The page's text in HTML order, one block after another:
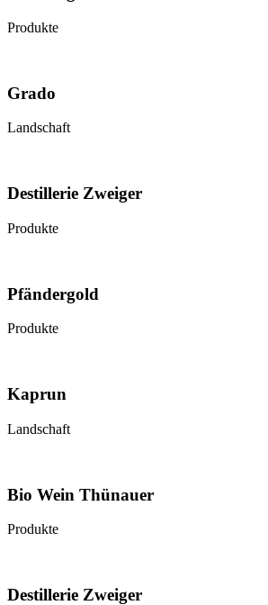
Produkte
Grado
Landschaft
Destillerie Zweiger
Produkte
Pfändergold
Produkte
Kaprun
Landschaft
Bio Wein Thünauer
Produkte
Destillerie Zweiger